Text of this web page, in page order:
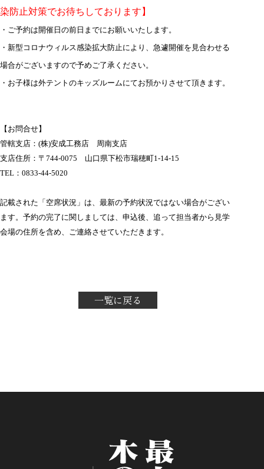
染防止対策でお待ちしております】
・ご予約は開催日の前日までにお願いいたします。
・新型コロナウィルス感染拡大防止により、急遽開催を見合わせる
場合がございますので予めご了承ください。
・お子様は外テントのキッズルームにてお預かりさせて頂きます。
【お問合せ】
管轄支店：(株)安成工務店 周南支店
支店住所：〒744-0075 山口県下松市瑞穂町1-14-15
TEL：0833-44-5020
記載された「空席状況」は、最新の予約状況ではない場合がござい
ます。 予約の完了に関しましては、申込後、追って担当者から見学
会場の住所を含め、ご連絡させていただきます。
一覧に戻る